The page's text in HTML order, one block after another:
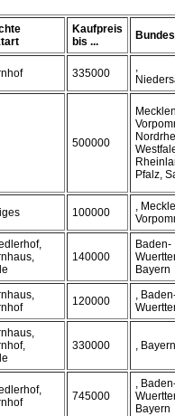
Kaufpreis
bis ...
335000
,
500000
Pfalz,
100000
,
140000
Baden-
Bayern
120000
,
330000 , Bayern
745000
,
Bayern